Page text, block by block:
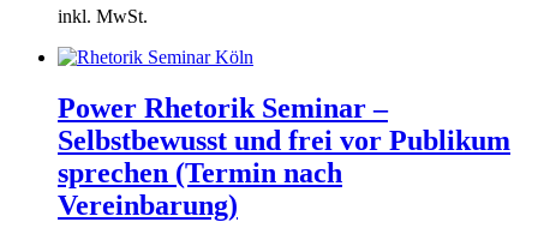
inkl. MwSt.
Power Rhetorik Seminar –
Selbstbewusst und frei vor Publikum
sprechen​ (Termin nach
Vereinbarung)